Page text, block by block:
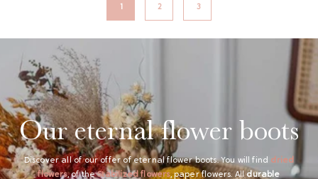
Our eternal flower boots
Discover all of our offer of eternal flower boots. You will find dried
flowers, of theStabilized flowers, paper flowers. All durable
1 2 3